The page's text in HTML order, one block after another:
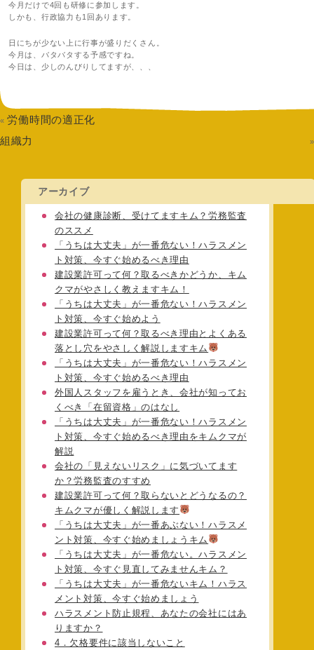
今月だけで4回も研修に参加します。
しかも、行政協力も1回あります。
日にちが少ない上に行事が盛りだくさん。
今月は、バタバタする予感ですね。
今日は、少しのんびりしてますが、、、
«労働時間の適正化
組織力
»
アーカイブ
会社の健康診断、受けてますキム？労務監査
のススメ
「うちは大丈夫」が一番危ない！ハラスメン
ト対策、今すぐ始めるべき理由
建設業許可って何？取るべきかどうか、キム
クマがやさしく教えますキム！
「うちは大丈夫」が一番危ない！ハラスメン
ト対策、今すぐ始めよう
建設業許可って何？取るべき理由とよくある
落とし穴をやさしく解説しますキム
「うちは大丈夫」が一番危ない！ハラスメン
ト対策、今すぐ始めるべき理由
外国人スタッフを雇うとき、会社が知ってお
くべき「在留資格」のはなし
「うちは大丈夫」が一番危ない！ハラスメン
ト対策、今すぐ始めるべき理由をキムクマが
解説
会社の「見えないリスク」に気づいてます
か？労務監査のすすめ
建設業許可って何？取らないとどうなるの？
キムクマが優しく解説します
「うちは大丈夫」が一番あぶない！ハラスメ
ント対策、今すぐ始めましょうキム
「うちは大丈夫」が一番危ない。ハラスメン
ト対策、今すぐ見直してみませんキム？
「うちは大丈夫」が一番危ないキム！ハラス
メント対策、今すぐ始めましょう
ハラスメント防止規程、あなたの会社にはあ
りますか？
4．欠格要件に該当しないこと